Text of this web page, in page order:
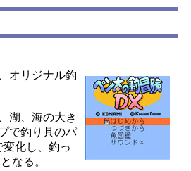
オリジナル釣
湖、海の大き
で釣り具のパ
化し、釣っ
なる。